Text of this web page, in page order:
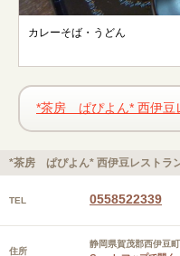
カレーそば・うどん
*茶房 ぱぴよん* 西伊豆
*茶房 ぱぴよん* 西伊豆レストラ
TEL 0558522339
住所
静岡県賀茂郡西伊豆